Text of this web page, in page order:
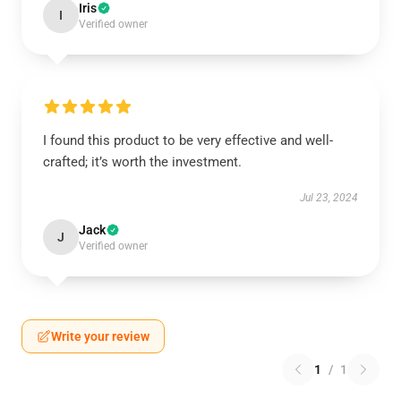
I Iris
Verified owner
I found this product to be very effective and well-
crafted; it’s worth the investment.
Jul 23, 2024
J Jack
Verified owner
Write your review
1 / 1